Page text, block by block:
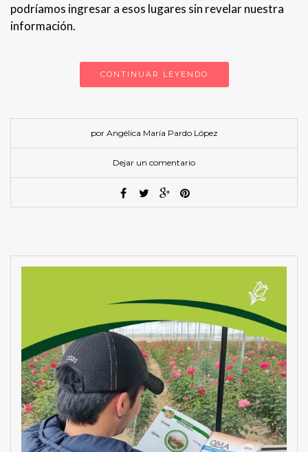
podríamos ingresar a esos lugares sin revelar nuestra
información.
CONTINUAR LEYENDO
por Angélica María Pardo López
Dejar un comentario